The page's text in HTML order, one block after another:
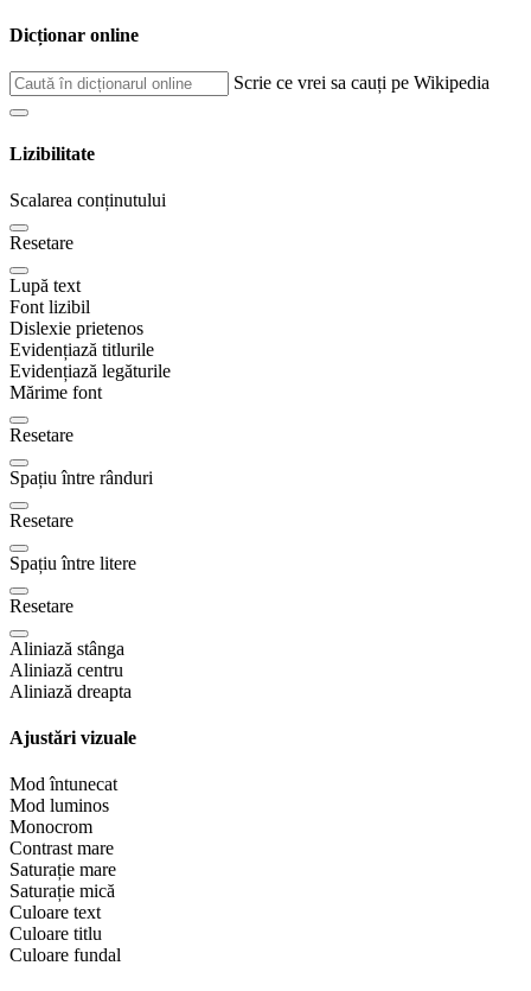
Dicționar online
Scrie ce vrei sa cauți pe Wikipedia
Lizibilitate
Scalarea conținutului
Resetare
Lupă text
Font lizibil
Dislexie prietenos
Evidențiază titlurile
Evidențiază legăturile
Mărime font
Resetare
Spațiu între rânduri
Resetare
Spațiu între litere
Resetare
Aliniază stânga
Aliniază centru
Aliniază dreapta
Ajustări vizuale
Mod întunecat
Mod luminos
Monocrom
Contrast mare
Saturație mare
Saturație mică
Culoare text
Culoare titlu
Culoare fundal